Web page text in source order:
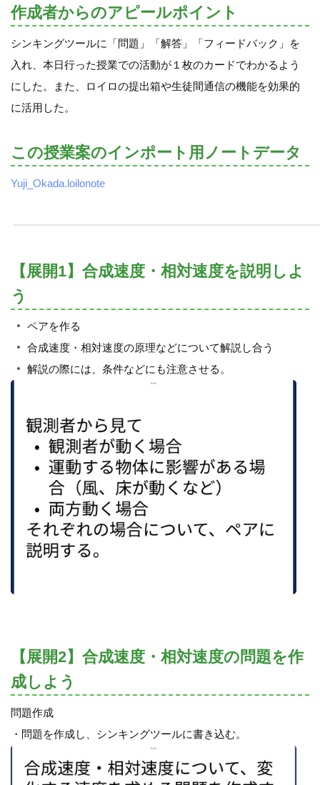
作成者からのアピールポイント
シンキングツールに「問題」「解答」「フィードバック」を
入れ、本日行った授業での活動が１枚のカードでわかるよう
にした。また、ロイロの提出箱や生徒間通信の機能を効果的
に活用した。
この授業案のインポート用ノートデータ
Yuji_Okada.loilonote
【展開1】合成速度・相対速度を説明しよ
う
ペアを作る
合成速度・相対速度の原理などについて解説し合う
解説の際には、条件などにも注意させる。
【展開2】合成速度・相対速度の問題を作
成しよう
問題作成
・問題を作成し、シンキングツールに書き込む。